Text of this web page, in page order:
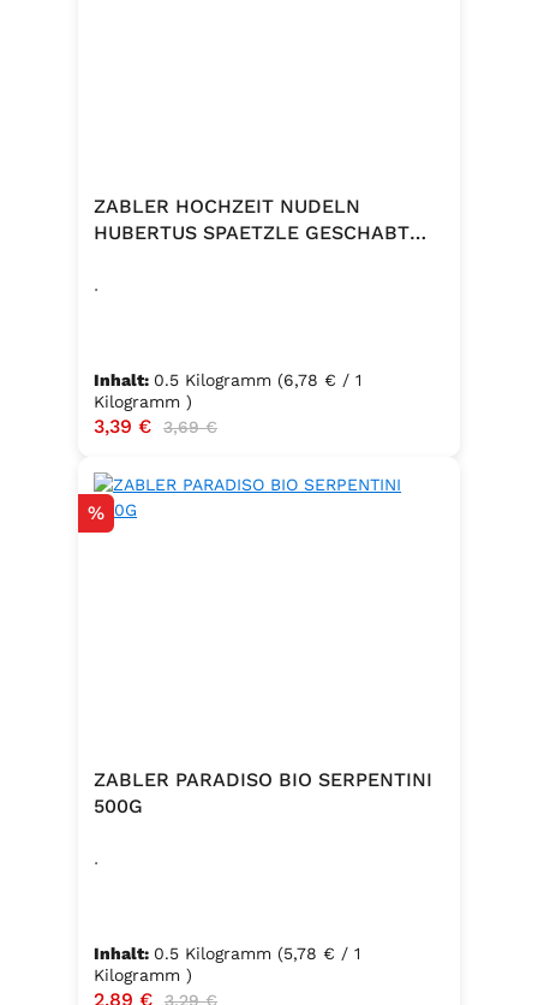
ZABLER HOCHZEIT NUDELN
HUBERTUS SPAETZLE GESCHABT
.
Inhalt: 0.5 Kilogramm (6,78 € / 1
Kilogramm )
Verkaufspreis:
3,39 € Regulärer Preis:
3,69 €
Rabatt
%
ZABLER PARADISO BIO SERPENTINI
500G
.
Inhalt: 0.5 Kilogramm (5,78 € / 1
Kilogramm )
Verkaufspreis:
2,89 € Regulärer Preis:
3,29 €